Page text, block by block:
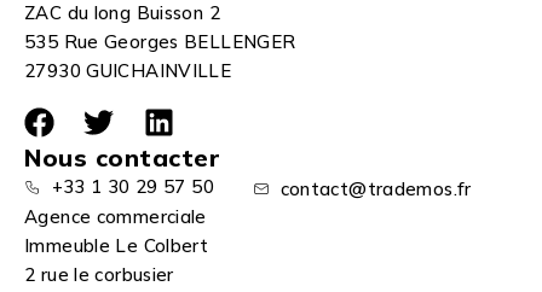
ZAC du long Buisson 2
535 Rue Georges BELLENGER
27930 GUICHAINVILLE
Nous contacter
+33 1 30 29 57 50
contact@trademos.fr
Agence commerciale
Immeuble Le Colbert
2 rue le corbusier